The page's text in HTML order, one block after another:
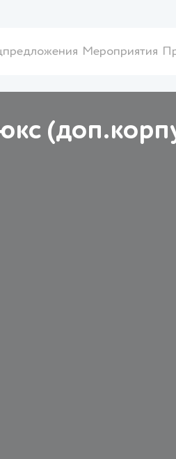
Мероприятия